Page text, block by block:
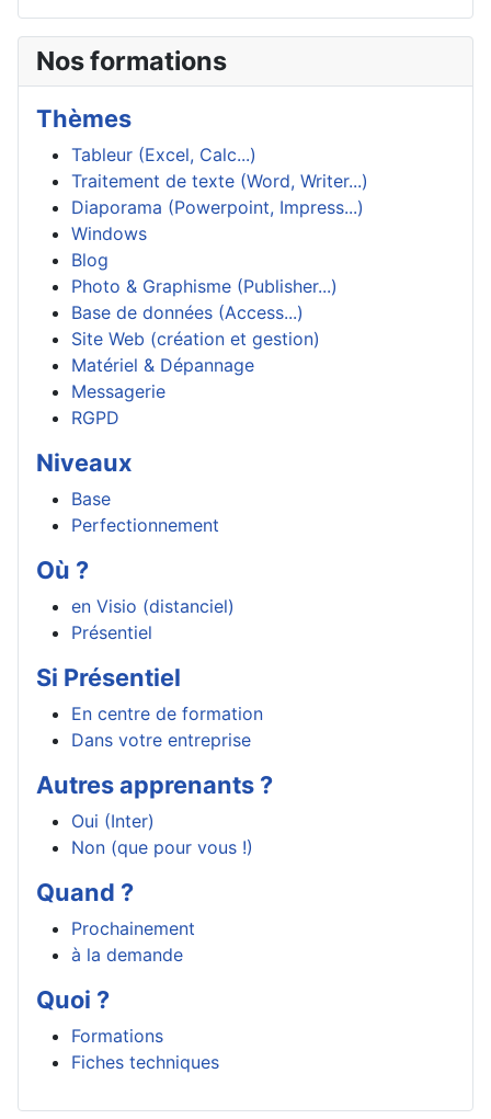
Nos formations
Thèmes
Tableur (Excel, Calc...)
Traitement de texte (Word, Writer...)
Diaporama (Powerpoint, Impress...)
Windows
Blog
Photo & Graphisme (Publisher...)
Base de données (Access...)
Site Web (création et gestion)
Matériel & Dépannage
Messagerie
RGPD
Niveaux
Base
Perfectionnement
Où ?
en Visio (distanciel)
Présentiel
Si Présentiel
En centre de formation
Dans votre entreprise
Autres apprenants ?
Oui (Inter)
Non (que pour vous !)
Quand ?
Prochainement
à la demande
Quoi ?
Formations
Fiches techniques